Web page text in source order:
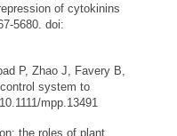
of cytokinins
5680. doi:
P, Zhao J, Favery B,
system to
mpp.13491
the roles of plant